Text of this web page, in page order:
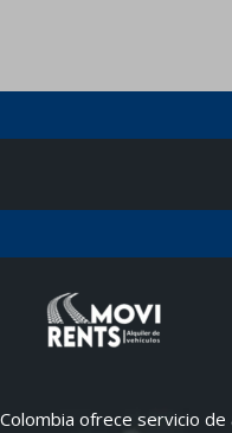
ofrece servicio de